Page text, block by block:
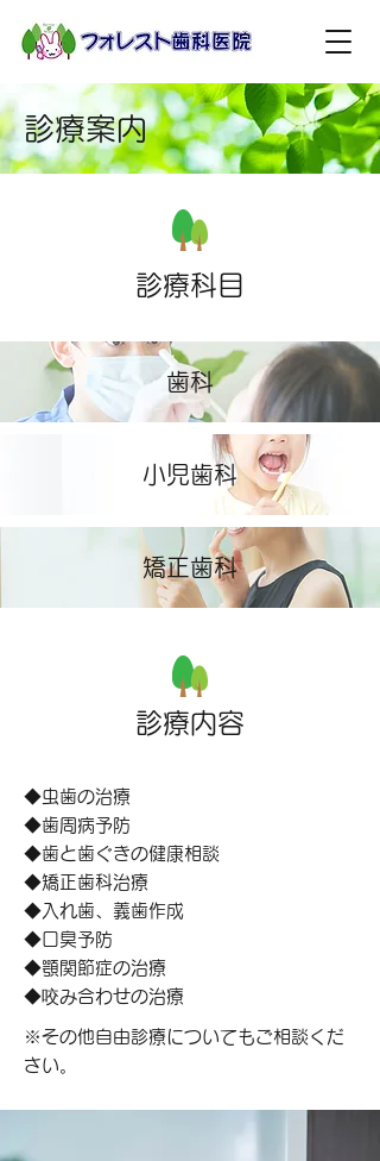
診療案内
診療科目
​歯科
小児歯科
矯正歯科
​診療内容
◆虫歯の治療
◆歯周病予防
◆歯と歯ぐきの健康相談
◆矯正歯科治療
◆入れ歯、義歯作成
◆口臭予防
◆顎関節症の治療
◆咬み合わせの治療
​※その他自由診療についてもご相談くだ
さい。